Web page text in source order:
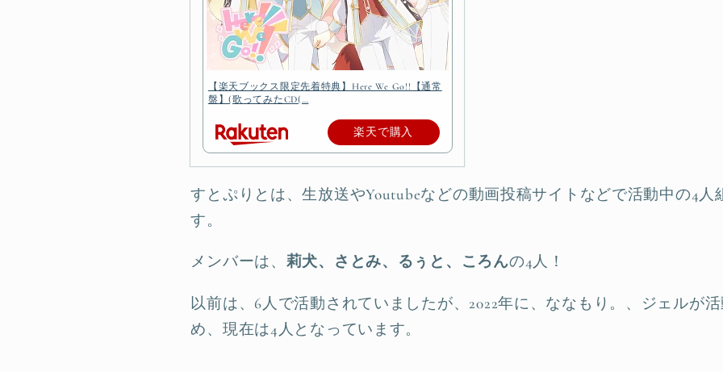
【楽天ブックス限定先着特典】Here We Go!!【通常
盤】(歌ってみたCD(…
楽天で購入
すとぷりとは、生放送やYoutubeなどの動画投稿サイトなどで活動中の4
す。
メンバーは、 莉犬、さとみ、るぅと、ころんの4人！
以前は、6人で活動されていましたが、2022年に、ななもり。、ジェルが
め、現在は4人となっています。